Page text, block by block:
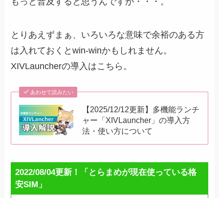
とりあえずまぁ、いろいろな意味で余裕のある方
は入れておくとwin-winかもしれません。
XIVLauncherの導入はこちら。
あわせて読みたい
【2025/12/12更新】多機能ランチ
ャー「XIVLauncher」の導入方
法・使い方について
2022/08/04更新！「とらまめが現在使っている格
安SIM」